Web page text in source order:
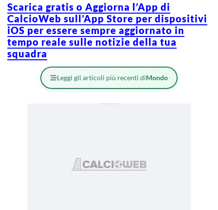
Scarica gratis o Aggiorna l’App di
CalcioWeb sull’App Store per dispositivi
iOS per essere sempre aggiornato in
tempo reale sulle notizie della tua
squadra
Leggi gli articoli più recenti diMondo